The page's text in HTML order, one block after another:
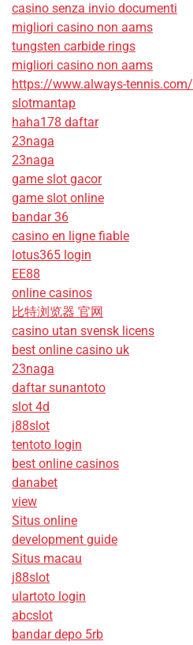
casino senza invio documenti
migliori casino non aams
tungsten carbide rings
migliori casino non aams
https://www.always-tennis.com/
slotmantap
haha178 daftar
23naga
23naga
game slot gacor
game slot online
bandar 36
casino en ligne fiable
lotus365 login
EE88
online casinos
比特浏览器 官网
casino utan svensk licens
best online casino uk
23naga
daftar sunantoto
slot 4d
j88slot
tentoto login
best online casinos
danabet
view
Situs online
development guide
Situs macau
j88slot
ulartoto login
abcslot
bandar depo 5rb